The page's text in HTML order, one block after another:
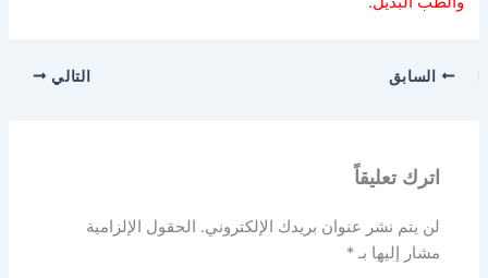
السابق التالي
اترك تعليقاً
لن يتم نشر عنوان بريدك الإلكتروني. الحقول الإلزامية
مشار إليها بـ*